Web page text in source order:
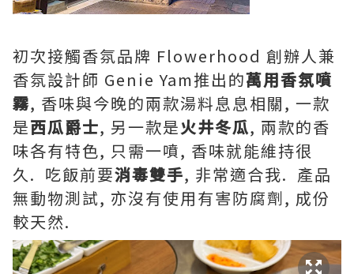
初次接觸香氛品牌 Flowerhood 創辦人兼
香氛設計師 Genie Yam推出的萬用香氛噴
霧, 香味與今晚的兩款湯料息息相關, 一款
是西瓜爵士, 另一款是火井冬瓜, 兩款的香
味各有特色, 只需一噴, 香味就能維持很
久. 吃飯前要消毒雙手, 非常適合我. 產品
無動物測試, 亦沒有使用有害防腐劑, 成份
較天然.